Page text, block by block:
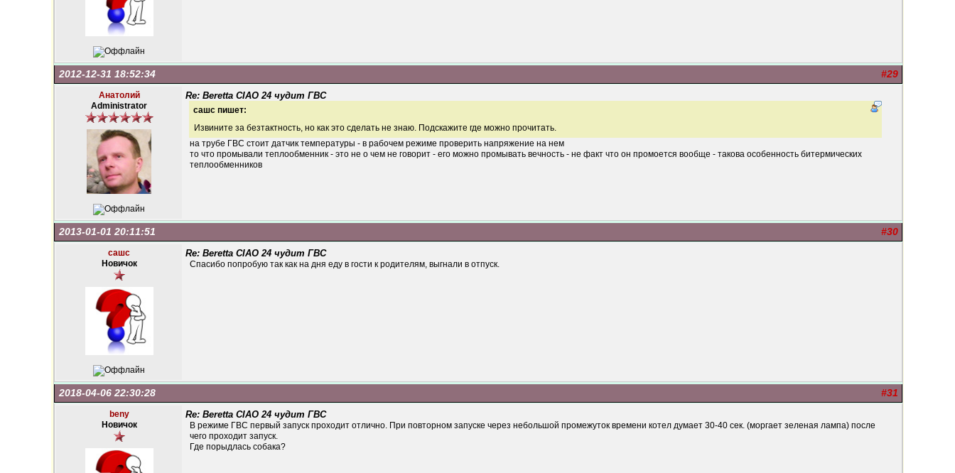
#29
2012-12-31 18:52:34
Анатолий
Administrator
Re: Beretta CIAO 24 чудит ГВС
сашс пишет:
Извините за безтактность, но как это сделать не знаю. Подскажите где можно прочитать.
на трубе ГВС стоит датчик температуры - в рабочем режиме проверить напряжение на нем
то что промывали теплообменник - это не о чем не говорит - его можно промывать вечность - не факт что он промоется вообще - такова особенность битермических
теплообменников
#30
2013-01-01 20:11:51
сашс
Новичок
Re: Beretta CIAO 24 чудит ГВС
Спасибо попробую так как на дня еду в гости к родителям, выгнали в отпуск.
#31
2018-04-06 22:30:28
beny
Новичок
Re: Beretta CIAO 24 чудит ГВС
В режиме ГВС первый запуск проходит отлично. При повторном запуске через небольшой промежуток времени котел думает 30-40 сек. (моргает зеленая лампа) после
чего проходит запуск.
Где порыдлась собака?